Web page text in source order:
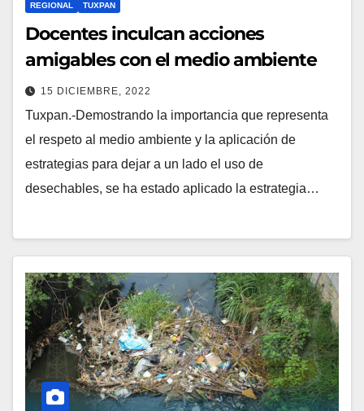
REGIONAL TUXPAN
Docentes inculcan acciones
amigables con el medio ambiente
15 DICIEMBRE, 2022
Tuxpan.-Demostrando la importancia que representa
el respeto al medio ambiente y la aplicación de
estrategias para dejar a un lado el uso de
desechables, se ha estado aplicado la estrategia…